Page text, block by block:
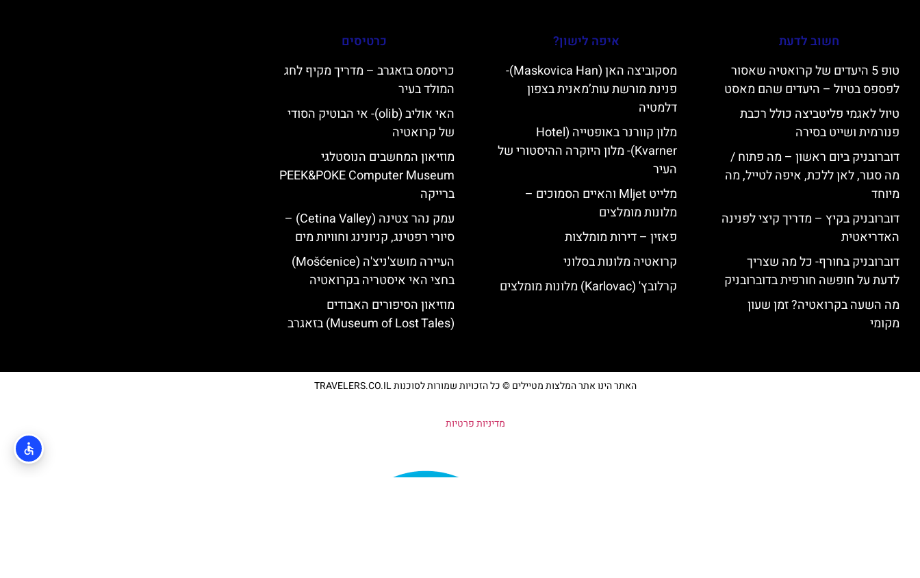
חשוב לדעת
טופ 5 היעדים של קרואטיה שאסור
לפספס בטיול – היעדים שהם מאסט
טיול לאגמי פליטביצה כולל רכבת
פנורמית ושייט בסירה
דוברובניק ביום ראשון – מה פתוח /
מה סגור, לאן ללכת, איפה לטייל, מה
מיוחד
דוברובניק בקיץ – מדריך קיצי לפנינה
האדריאטית
דוברובניק בחורף- כל מה שצריך
לדעת על חופשה חורפית בדוברובניק
מה השעה בקרואטיה? זמן שעון
מקומי
איפה לישון?
מסקוביצה האן (Maskovica Han)-
פנינת מורשת עות’מאנית בצפון
דלמטיה
מלון קוורנר באופטייה (Hotel
Kvarner)- מלון היוקרה ההיסטורי של
העיר
מלייט Mljet והאיים הסמוכים –
מלונות מומלצים
פאזין – דירות מומלצות
קרואטיה מלונות בסלוני
קרלובץ' (Karlovac) מלונות מומלצים
כרטיסים
כריסמס בזאגרב – מדריך מקיף לחג
המולד בעיר
האי אוליב (olib)- אי הבוטיק הסודי
של קרואטיה
מוזיאון המחשבים הנוסטלגי
PEEK&POKE Computer Museum
ברייקה
עמק נהר צטינה (Cetina Valley) –
סיורי רפטינג, קניונינג וחוויות מים
העיירה מושצ'ניצ'ה (Mošćenice)
בחצי האי איסטריה בקרואטיה
מוזיאון הסיפורים האבודים
(Museum of Lost Tales) בזאגרב
האתר הינו אתר המלצות מטיילים © כל הזכויות שמורות לסוכנות TRAVELERS.CO.IL
מדיניות פרטיות